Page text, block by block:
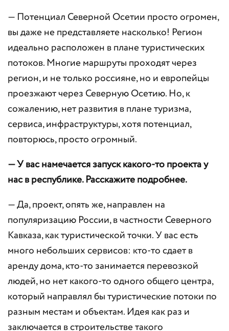
— Потенциал Северной Осетии просто огромен,
вы даже не представляете насколько! Регион
идеально расположен в плане туристических
потоков. Многие маршруты проходят через
регион, и не только россияне, но и европейцы
проезжают через Северную Осетию. Но, к
сожалению, нет развития в плане туризма,
сервиса, инфраструктуры, хотя потенциал,
повторюсь, просто огромный.
— У вас намечается запуск какого-то проекта у
нас в республике. Расскажите подробнее.
— Да, проект, опять же, направлен на
популяризацию России, в частности Северного
Кавказа, как туристической точки. У вас есть
много небольших сервисов: кто-то сдает в
аренду дома, кто-то занимается перевозкой
людей, но нет какого-то одного общего центра,
который направлял бы туристические потоки по
разным местам и объектам. Идея как раз и
заключается в строительстве такого